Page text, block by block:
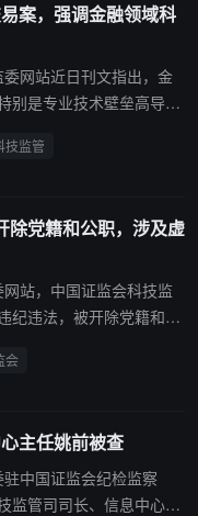
案，强调金融领域科
网站近日刊文指出，金
别是专业技术壁垒高导致
败案时，发现其利用虚
防控，强化制度建设和
其是“一把手”的教育管
错误思想，增强其政治
监委纪律审查和监察调
技监管
除党籍和公职，涉及虚
站，中国证监会科技监
纪违法，被开除党籍和公
项
检察机关依法审查起
尾市监察委员会监察调
会
主任姚前被查
中国证监会纪检监察
监管司司长、信息中心主